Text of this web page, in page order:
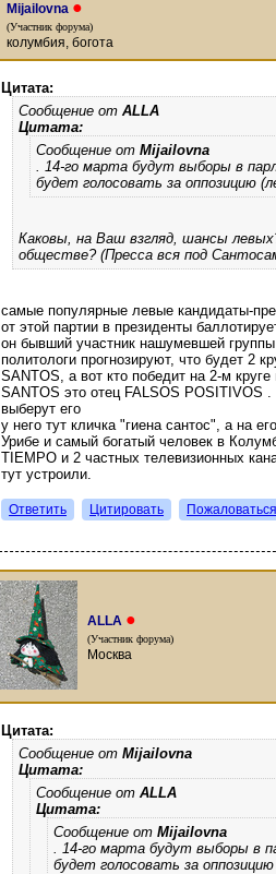
Mijailovna ●
(Участник форума)
колумбия, богота
Цитата:
Сообщение от ALLA
Цитата:
Сообщение от Mijailovna
. 14-го марта будут выборы в
будет голосовать за оппозицию
Каковы, на Ваш взгляд, шансы
обществе? (Пресса вся под
cамые популярные левые кандидаты-
от этой партии в президенты
он бывший участник нашумевшей
политологи прогнозируют, что будет 2
SANTOS, а вот кто победит на 2-м
SANTOS это отец FALSOS POSITIVOS
выберут его
у него тут кличка "гиена сантос", а на
Урибе и самый богатый человек в
TIEMPO и 2 частных телевизионных
тут устроили.
Ответить Цитировать Пожаловаться
ALLA ●
(Участник форума)
Москва
Цитата:
Сообщение от Mijailovna
Цитата:
Сообщение от ALLA
Цитата:
Сообщение от Mijailovna
. 14-го марта будут выборы в
будет голосовать за